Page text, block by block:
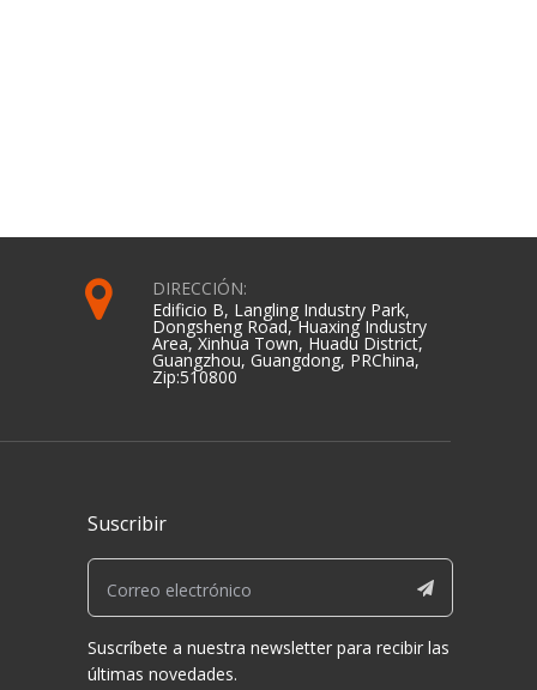
DIRECCIÓN:
Edificio B, Langling Industry Park,
Dongsheng Road, Huaxing Industry
Area, Xinhua Town, Huadu District,
Guangzhou, Guangdong, PRChina,
Zip:510800
Suscribir
Suscríbete a nuestra newsletter para recibir las
últimas novedades.